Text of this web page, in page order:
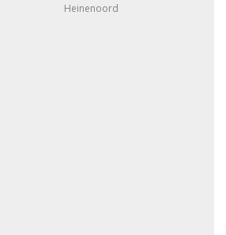
Heinenoord